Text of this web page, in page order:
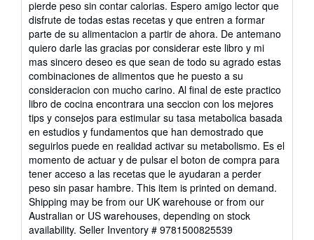
pierde peso sin contar calorias. Espero amigo lector que
disfrute de todas estas recetas y que entren a formar
parte de su alimentacion a partir de ahora. De antemano
quiero darle las gracias por considerar este libro y mi
mas sincero deseo es que sean de todo su agrado estas
combinaciones de alimentos que he puesto a su
consideracion con mucho carino. Al final de este practico
libro de cocina encontrara una seccion con los mejores
tips y consejos para estimular su tasa metabolica basada
en estudios y fundamentos que han demostrado que
seguirlos puede en realidad activar su metabolismo. Es el
momento de actuar y de pulsar el boton de compra para
tener acceso a las recetas que le ayudaran a perder
peso sin pasar hambre. This item is printed on demand.
Shipping may be from our UK warehouse or from our
Australian or US warehouses, depending on stock
availability. Seller Inventory # 9781500825539